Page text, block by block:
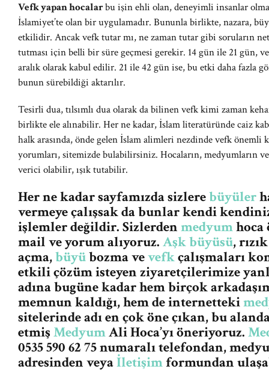
Vefk yapan hocalarbu işin ehli olan, deneyimli insanlar
İslamiyet’te olan bir uygulamadır. Bununla birlikte, nazara,
etkilidir. Ancak vefk tutar mı, ne zaman tutar gibi soruların
tutması için belli bir süre geçmesi gerekir. 14 gün ile 21 gün,
aralık olarak kabul edilir. 21 ile 42 gün ise, bu etki daha fazla
bunun sürebildiği aktarılır.
Tesirli dua, tılsımlı dua olarak da bilinen vefk kimi zaman
birlikte ele alınabilir. Her ne kadar, İslam literatüründe caiz
halk arasında, önde gelen İslam alimleri nezdinde vefk
yorumları, sitemizde bulabilirsiniz. Hocaların, medyumların
verici olabilir, ışık tutabilir.
Her ne kadar sayfamızda sizlerebüyüler
vermeye çalışsak da bunlar kendi
işlemler değildir. Sizlerden medyum
mail ve yorum alıyoruz. Aşk büyüsü,
açma,büyübozma vevefkçalışmaları
etkili çözüm isteyen ziyaretçilerimize
adına bugüne kadar hem birçok
memnun kaldığı, hem de internetteki
sitelerinde adı en çok öne çıkan, bu
etmiş MedyumAli Hoca’yı öneriyoruz.
0535 590 62 75 numaralı telefondan,
adresinden veyaİletişim formundan